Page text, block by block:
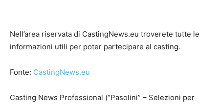
Nell’area riservata di CastingNews.eu troverete tutte le
informazioni utili per poter partecipare al casting.
Fonte: CastingNews.eu
Casting News Professional (“Pasolini” – Selezioni per